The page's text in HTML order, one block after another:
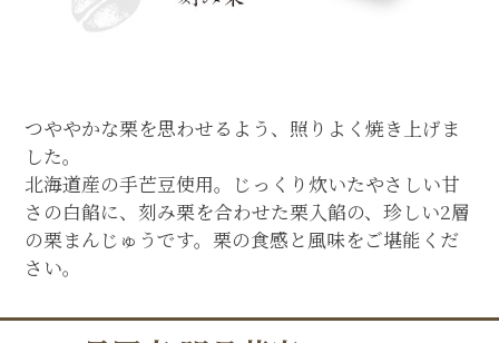
つややかな栗を思わせるよう、照りよく焼き上げま
した。
北海道産の手芒豆使用。じっくり炊いたやさしい甘
さの白餡に、刻み栗を合わせた栗入餡の、珍しい2層
の栗まんじゅうです。栗の食感と風味をご堪能くだ
さい。